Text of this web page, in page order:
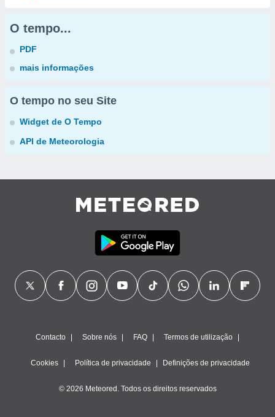
O tempo...
PDF
mais informações
O tempo no seu Site
Widget de O Tempo
API de Meteorologia
Contacto Sobre nós FAQ Termos de utilização
Cookies Política de privacidade Definições de privacidade
© 2026 Meteored. Todos os direitos reservados